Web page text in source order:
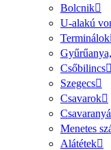
Bolcnik
U-alakú
Terminálok
Csőbilincs
Szegecs
Csavarok
Menetes
Alátétek